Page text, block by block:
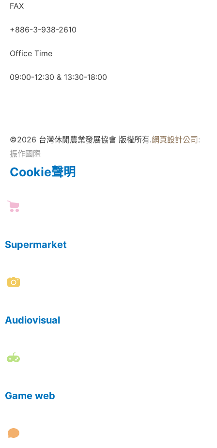
FAX
+886-3-938-2610
Office Time
09:00-12:30 & 13:30-18:00
©2026 台灣休閒農業發展協會 版權所有.網頁設計公司:
振作國際
Cookie聲明
Supermarket
Audiovisual
Game web